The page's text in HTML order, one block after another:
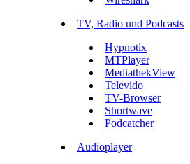
TV, Radio und Podcasts
Hypnotix
MTPlayer
MediathekView
Televido
TV-Browser
Shortwave
Podcatcher
Audioplayer